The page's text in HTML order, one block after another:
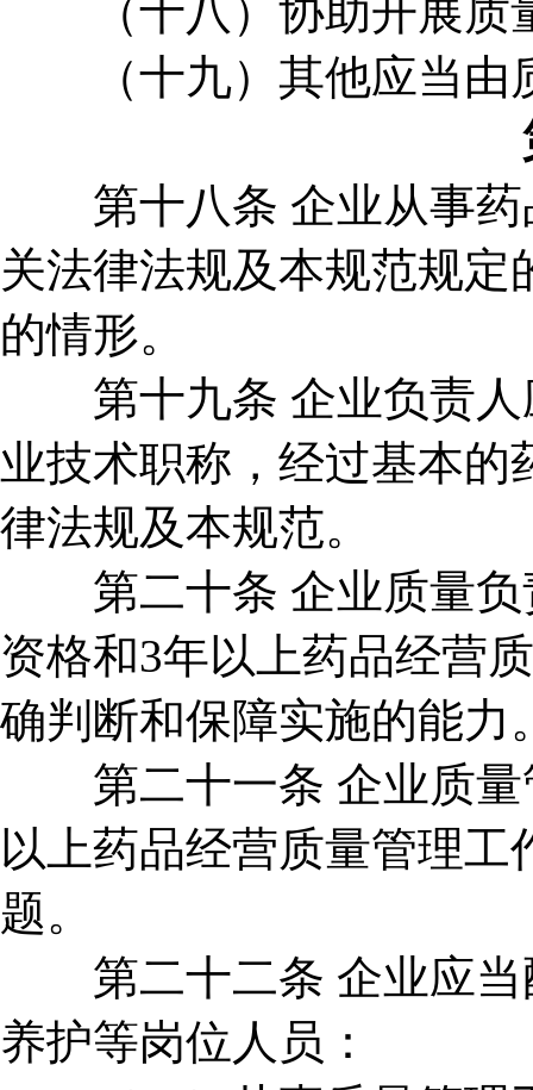
（十八）协助开展质
（十九）其他应当由
第十八条 企业从事药
关法律法规及本规范规
的情形。
第十九条 企业负责人
业技术职称，经过基本
律法规及本规范。
第二十条 企业质量负
资格和3年以上药品经营
确判断和保障实施的能力
第二十一条 企业质量
以上药品经营质量管理
题。
第二十二条 企业应当
养护等岗位人员：